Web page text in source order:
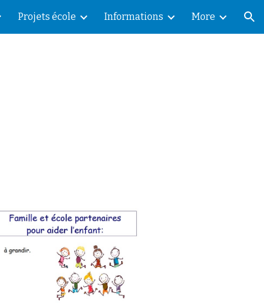
Projets école Informations More